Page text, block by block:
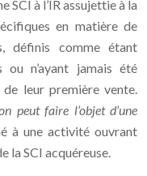
SCI à l’IR assujettie à la
en matière de
définis comme étant
n’ayant jamais été
leur première vente.
peut faire l’objet d’une
à une activité ouvrant
la SCI acquéreuse.